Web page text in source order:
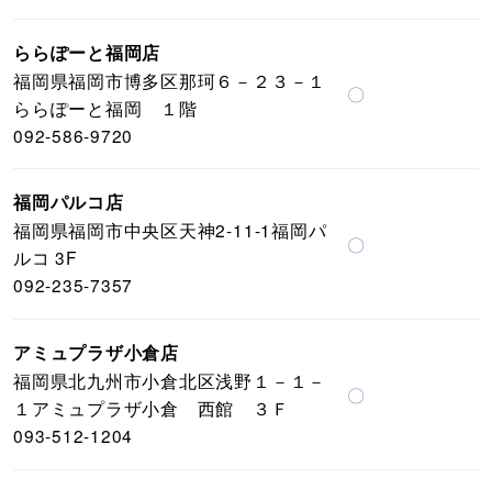
ららぽーと福岡店
福岡県福岡市博多区那珂６－２３－１
ららぽーと福岡 １階
092-586-9720
〇
福岡パルコ店
福岡県福岡市中央区天神2-11-1福岡パ
ルコ 3F
092-235-7357
〇
アミュプラザ小倉店
福岡県北九州市小倉北区浅野１－１－
１アミュプラザ小倉 西館 ３Ｆ
093-512-1204
〇